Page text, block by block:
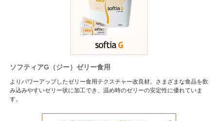
ソフティアG（ジー）ゼリー食用
よりパワーアップしたゼリー食用テクスチャー改良材。さまざまな食品を飲
み込みやすいゼリー状に加工でき、温め時のゼリーの安定性に優れていま
す。